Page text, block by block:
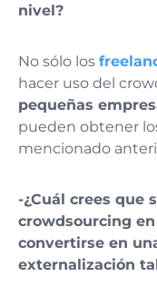
nivel?
No sólo los
hacer uso del
pequeñas
pueden obtener
mencionado
-¿Cuál crees que
crowdsourcing
convertirse en
externalización